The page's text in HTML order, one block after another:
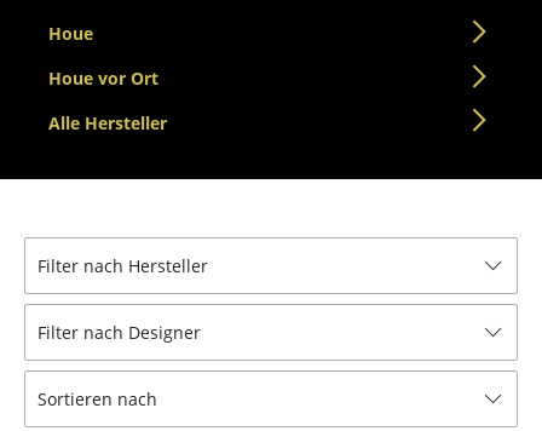
Sessel
Loungesessel
Stühle
Freischwinger
Hocker
Bänke & Liegen
Sitzsäcke
Houe
Houe vor Ort
Alle Hersteller
Filter nach Hersteller
Filter nach Designer
Sortieren nach